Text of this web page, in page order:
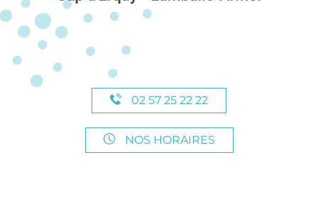
02 57 25 22 22
NOS HORAIRES